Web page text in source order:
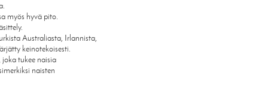
myös hyvä pito.
Australiasta, Irlannista,
keinotekoisesti.
tukee naisia
naisten